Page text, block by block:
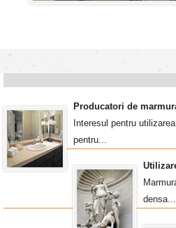
Producatori de
Interesul pentru
pentru...
densa...